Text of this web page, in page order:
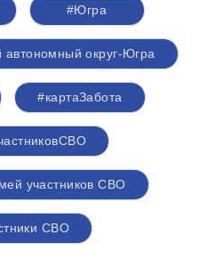
#Югра
округ-Югра
#картаЗабота
участников СВО
СВО